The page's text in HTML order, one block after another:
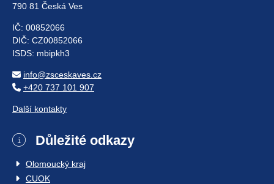
790 81 Česká Ves
IČ: 00852066
DIČ: CZ00852066
ISDS: mbipkh3
info@zsceskaves.cz
+420 737 101 907
Další kontakty
Důležité odkazy
Olomoucký kraj
CUOK